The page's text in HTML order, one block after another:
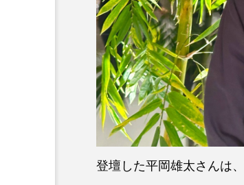
登壇した平岡雄太さんは、